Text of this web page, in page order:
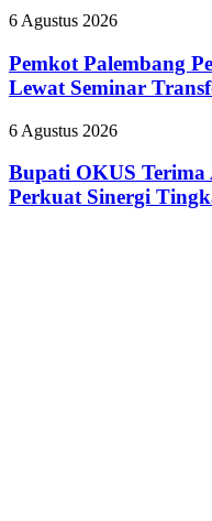
BPJS
Predikat
Pemkot
Perkuat
Daya
Saing
Lewat
Transformasi
Digital
6 Agustus 2026
Pemkot Palembang
Lewat Seminar
Bupati
Terima
Audiensi
Kepala
6 Agustus 2026
Bupati OKUS Terima
Perkuat Sinergi